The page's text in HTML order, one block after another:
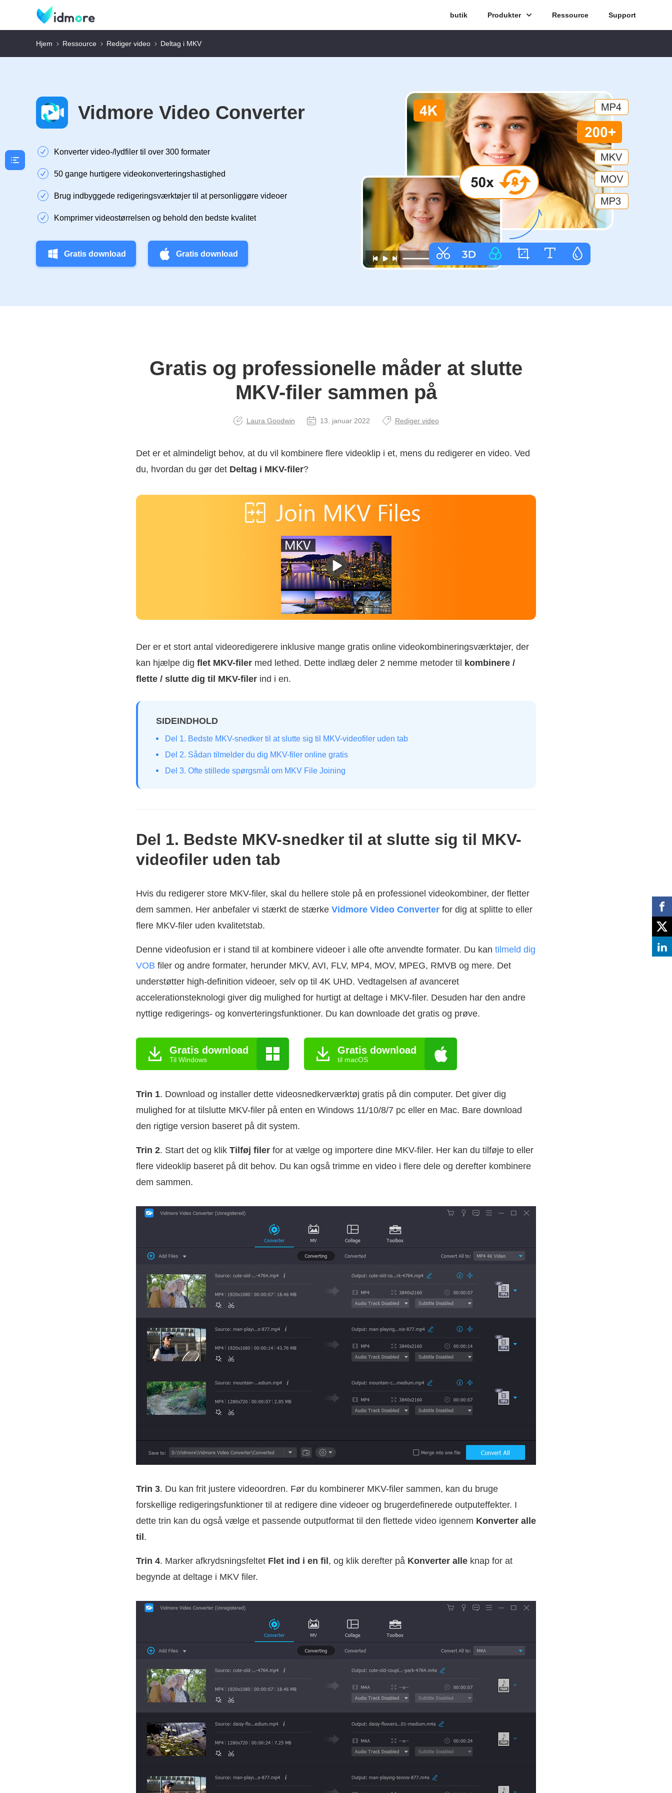
butik Produkter Ressource Support
Hjem Ressource Rediger video Deltag i MKV
Vidmore Video Converter
Konverter video-/lydfiler til over 300 formater
50 gange hurtigere videokonverteringshastighed
Brug indbyggede redigeringsværktøjer til at personliggøre videoer
Komprimer videostørrelsen og behold den bedste kvalitet
Gratis download Gratis download
Gratis og professionelle måder at slutte
MKV-filer sammen på
Laura Goodwin 13. januar 2022 Rediger video
Det er et almindeligt behov, at du vil kombinere flere videoklip i et, mens du redigerer en video. Ved
du, hvordan du gør det Deltag i MKV-filer?
Der er et stort antal videoredigerere inklusive mange gratis online videokombineringsværktøjer, der
kan hjælpe dig flet MKV-filer med lethed. Dette indlæg deler 2 nemme metoder til
kombinere /
flette / slutte dig til MKV-filer ind i en.
SIDEINDHOLD
Del 1. Bedste MKV-snedker til at slutte sig til MKV-videofiler uden tab
Del 2. Sådan tilmelder du dig MKV-filer online gratis
Del 3. Ofte stillede spørgsmål om MKV File Joining
Del 1. Bedste MKV-snedker til at slutte sig til MKV-
videofiler uden tab
Hvis du redigerer store MKV-filer, skal du hellere stole på en professionel videokombiner, der fletter
dem sammen. Her anbefaler vi stærkt de stærke Vidmore Video Converter for dig at splitte to eller
flere MKV-filer uden kvalitetstab.
Denne videofusion er i stand til at kombinere videoer i alle ofte anvendte formater. Du kan tilmeld dig
VOB filer og andre formater, herunder MKV, AVI, FLV, MP4, MOV, MPEG, RMVB og mere. Det
understøtter high-definition videoer, selv op til 4K UHD. Vedtagelsen af avanceret
accelerationsteknologi giver dig mulighed for hurtigt at deltage i MKV-filer. Desuden har den andre
nyttige redigerings- og konverteringsfunktioner. Du kan downloade det gratis og prøve.
Gratis download
Til Windows
Gratis download
til macOS
Trin 1. Download og installer dette videosnedkerværktøj gratis på din computer. Det giver dig
mulighed for at tilslutte MKV-filer på enten en Windows 11/10/8/7 pc eller en Mac. Bare download
den rigtige version baseret på dit system.
Trin 2. Start det og klik Tilføj filer for at vælge og importere dine MKV-filer. Her kan du tilføje to eller
flere videoklip baseret på dit behov. Du kan også trimme en video i flere dele og derefter kombinere
dem sammen.
Trin 3. Du kan frit justere videoordren. Før du kombinerer MKV-filer sammen, kan du bruge
forskellige redigeringsfunktioner til at redigere dine videoer og brugerdefinerede outputeffekter. I
dette trin kan du også vælge et passende outputformat til den flettede video igennem Konverter alle
til .
Trin 4. Marker afkrydsningsfeltet Flet ind i en fil , og klik derefter på Konverter alle knap for at
begynde at deltage i MKV filer.